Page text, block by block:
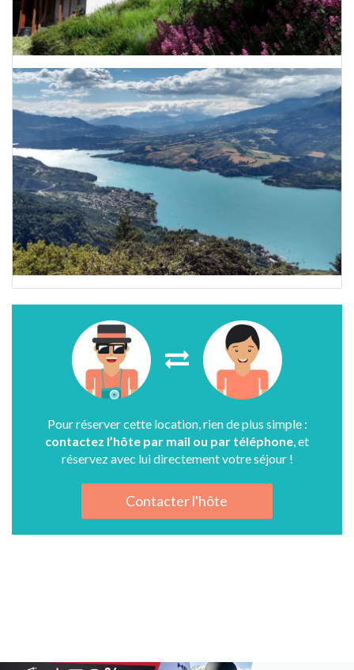
Pour réserver cette location, rien de plus simple :
contactez l’hôte par mail ou par téléphone, et
réservez avec lui directement votre séjour !
Contacter l'hôte